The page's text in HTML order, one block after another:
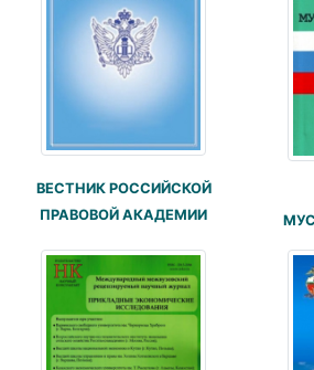
ВЕСТНИК РОССИЙСКОЙ
ПРАВОВОЙ АКАДЕМИИ